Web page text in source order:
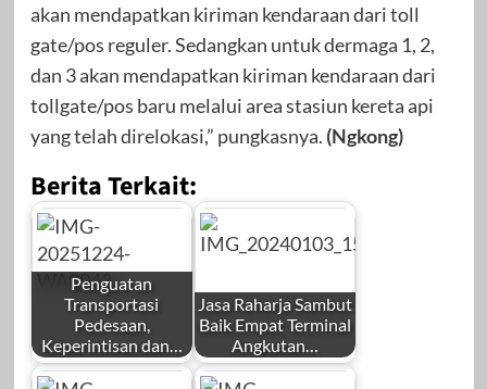
akan mendapatkan kiriman kendaraan dari toll
gate/pos reguler. Sedangkan untuk dermaga 1, 2,
dan 3 akan mendapatkan kiriman kendaraan dari
tollgate/pos baru melalui area stasiun kereta api
yang telah direlokasi,” pungkasnya. (Ngkong)
Berita Terkait:
Penguatan
Transportasi
Pedesaan,
Keperintisan dan…
by
Jasa Raharja Sambut
Baik Empat Terminal
Angkutan…
by